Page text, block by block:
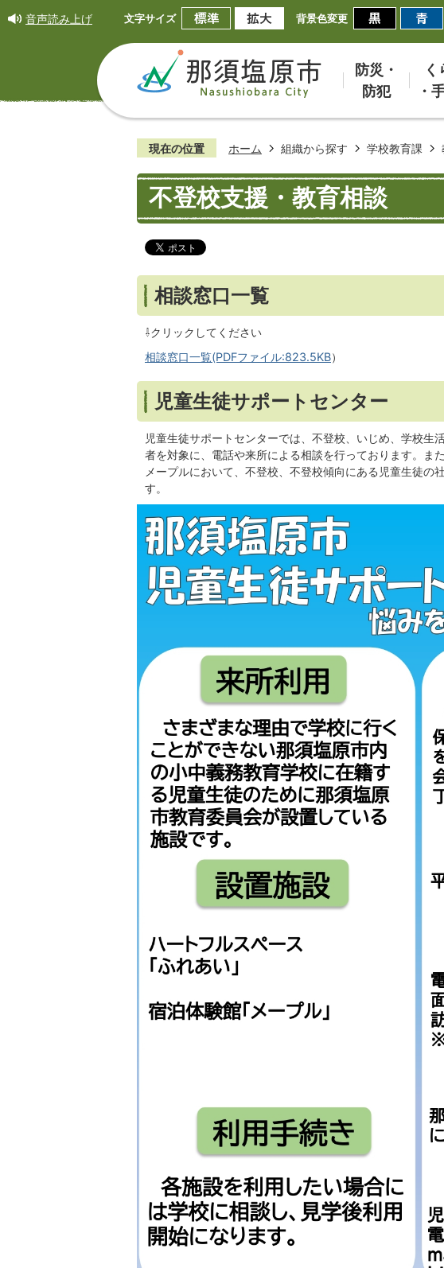
音声読み上げ 文字サイズ 背景色変更
防災・
防犯
く
・
現在の位置 ホーム 組織から探す 学校教育課
不登校支援・教育相談
相談窓口一覧
⇩クリックしてください
相談窓口一覧(PDFファイル:823.5KB）
児童生徒サポートセンター
児童生徒サポートセンターでは、不登校、いじめ、学校生
者を対象に、電話や来所による相談を行っております。ま
メープルにおいて、不登校、不登校傾向にある児童生徒の
す。